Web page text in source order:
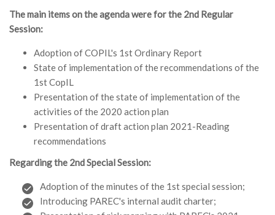
LANGUES
The main items on the agenda were for the 2nd Regular
Session:
Adoption of COPIL's 1st Ordinary Report
State of implementation of the recommendations of the
1st CopIL
Presentation of the state of implementation of the
activities of the 2020 action plan
Presentation of draft action plan 2021-Reading
recommendations
Regarding the 2nd Special Session:
Adoption of the minutes of the 1st special session;
Introducing PAREC's internal audit charter;